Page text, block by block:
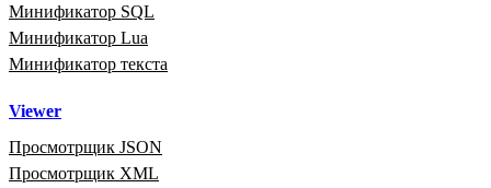
Минификатор SQL
Минификатор Lua
Минификатор текста
Viewer
Просмотрщик JSON
Просмотрщик XML